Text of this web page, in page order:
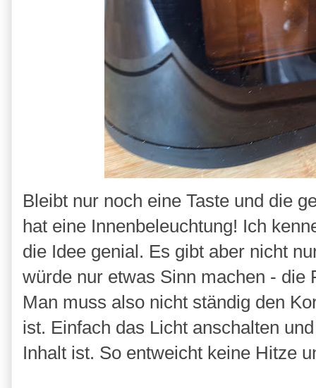
Bleibt nur noch eine Taste und die
hat eine Innenbeleuchtung! Ich
die Idee genial. Es gibt aber nicht
würde nur etwas Sinn machen - die
Man muss also nicht ständig den
ist. Einfach das Licht anschalten
Inhalt ist. So entweicht keine Hitze